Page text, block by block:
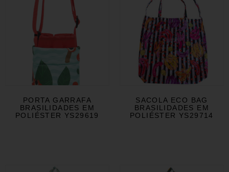
PORTA GARRAFA
BRASILIDADES EM
POLIÉSTER YS29619
SACOLA ECO BAG
BRASILIDADES EM
POLIÉSTER YS29714